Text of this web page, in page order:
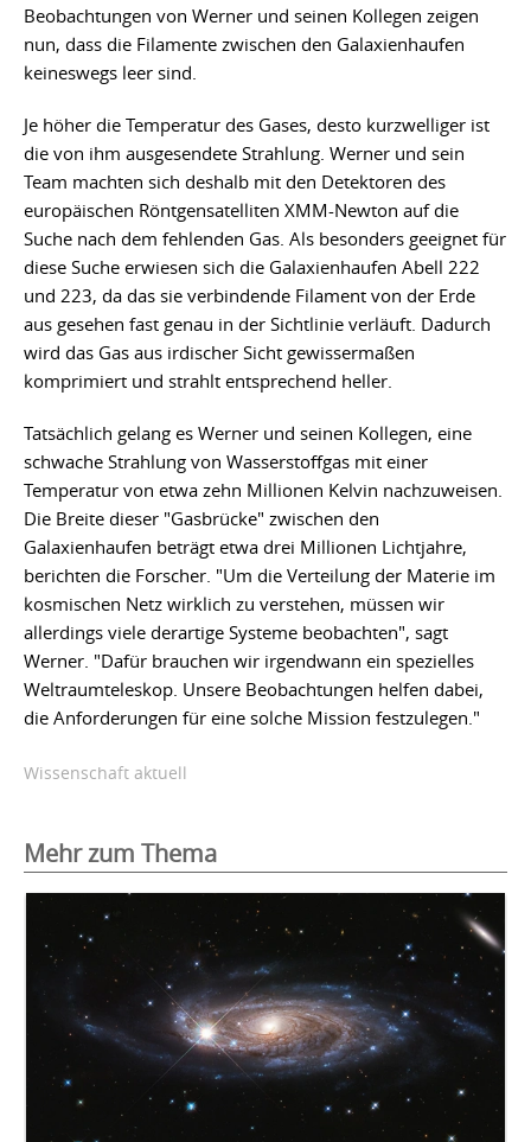
Beobachtungen von Werner und seinen Kollegen zeigen
nun, dass die Filamente zwischen den Galaxienhaufen
keineswegs leer sind.
Je höher die Temperatur des Gases, desto kurzwelliger ist
die von ihm ausgesendete Strahlung. Werner und sein
Team machten sich deshalb mit den Detektoren des
europäischen Röntgensatelliten XMM-Newton auf die
Suche nach dem fehlenden Gas. Als besonders geeignet für
diese Suche erwiesen sich die Galaxienhaufen Abell 222
und 223, da das sie verbindende Filament von der Erde
aus gesehen fast genau in der Sichtlinie verläuft. Dadurch
wird das Gas aus irdischer Sicht gewissermaßen
komprimiert und strahlt entsprechend heller.
Tatsächlich gelang es Werner und seinen Kollegen, eine
schwache Strahlung von Wasserstoffgas mit einer
Temperatur von etwa zehn Millionen Kelvin nachzuweisen.
Die Breite dieser "Gasbrücke" zwischen den
Galaxienhaufen beträgt etwa drei Millionen Lichtjahre,
berichten die Forscher. "Um die Verteilung der Materie im
kosmischen Netz wirklich zu verstehen, müssen wir
allerdings viele derartige Systeme beobachten", sagt
Werner. "Dafür brauchen wir irgendwann ein spezielles
Weltraumteleskop. Unsere Beobachtungen helfen dabei,
die Anforderungen für eine solche Mission festzulegen."
Wissenschaft aktuell
Mehr zum Thema